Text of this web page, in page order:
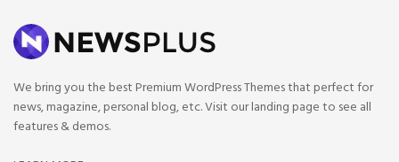
We bring you the best Premium WordPress Themes that perfect for
news, magazine, personal blog, etc. Visit our landing page to see all
features & demos.